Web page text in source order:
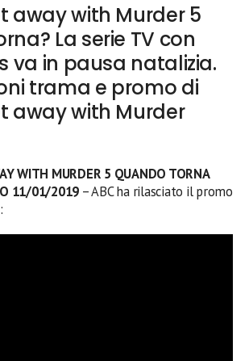
away with Murder 5
La serie TV con
va in pausa natalizia.
trama e promo di
away with Murder
WITH MURDER 5 QUANDO TORNA
11/01/2019 – ABC ha rilasciato il promo